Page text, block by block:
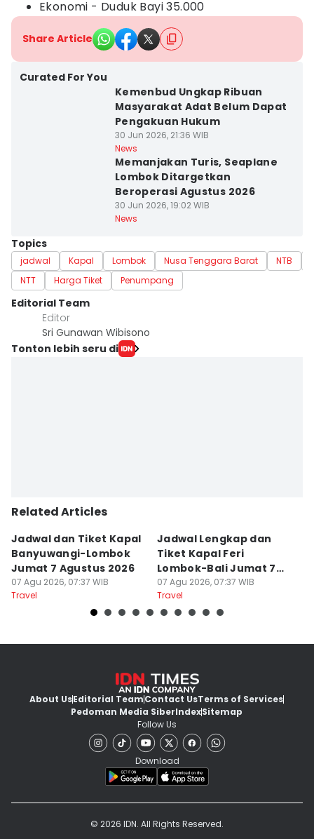
Ekonomi - Duduk Bayi 35.000
Share Article
Curated For You
​Kemenbud Ungkap Ribuan
Masyarakat Adat Belum Dapat
Pengakuan Hukum
30 Jun 2026, 21:36 WIB
News
Memanjakan Turis, Seaplane
Lombok Ditargetkan
Beroperasi Agustus 2026
30 Jun 2026, 19:02 WIB
News
Topics
jadwal Kapal Lombok Nusa Tenggara Barat NTB
NTT
Harga Tiket Penumpang
Editorial Team
Editor
Sri Gunawan Wibisono
Tonton lebih seru di
Related Articles
Jadwal dan Tiket Kapal
Banyuwangi-Lombok
Jumat 7 Agustus 2026
07 Agu 2026, 07:37 WIB
Travel
Jadwal Lengkap dan
Tiket Kapal Feri
Lombok-Bali Jumat 7
Agustus 2026
07 Agu 2026, 07:37 WIB
Travel
About UsEditorial TeamContact UsTerms of Services
Pedoman Media SiberIndexSitemap
Follow Us
Download
© 2026 IDN. All Rights Reserved.